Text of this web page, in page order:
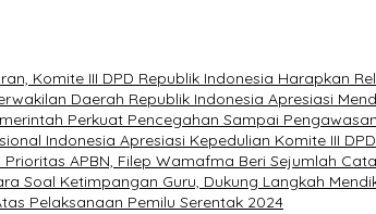
Komite III DPD Republik Indonesia Harapkan
Daerah Republik Indonesia Apresiasi
Perkuat Pencegahan Sampai
Indonesia Apresiasi Kepedulian Komite III
APBN, Filep Wamafma Beri Sejumlah
Soal Ketimpangan Guru, Dukung Langkah
Pelaksanaan Pemilu Serentak 2024